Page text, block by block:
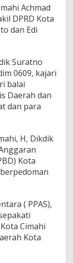
Achmad
DPRD Kota
dan Edi
Suratno
0609, kajari
balai
Daerah dan
dan para
H, Dikdik
Kota
( PPAS),
Cimahi
Kota